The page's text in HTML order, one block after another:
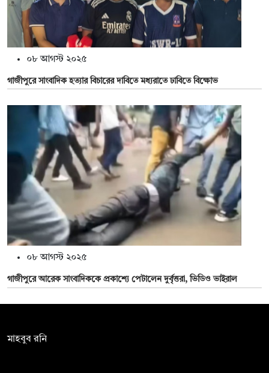
০৮ আগস্ট ২০২৫
গাজীপুরে সাংবাদিক হত্যার বিচারের দাবিতে মধ্যরাতে ঢাবিতে বিক্ষোভ
০৮ আগস্ট ২০২৫
গাজীপুরে আরেক সাংবাদিককে প্রকাশ্যে পেটালেন দুর্বৃত্তরা, ভিডিও ভাইরাল
মাহবুব রনি